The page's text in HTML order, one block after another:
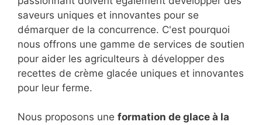
saveurs uniques et innovantes pour se
démarquer de la concurrence. C'est pourquoi
nous offrons une gamme de services de soutien
pour aider les agriculteurs à développer des
recettes de crème glacée uniques et innovantes
pour leur ferme.
Nous proposons une formation de glace à la